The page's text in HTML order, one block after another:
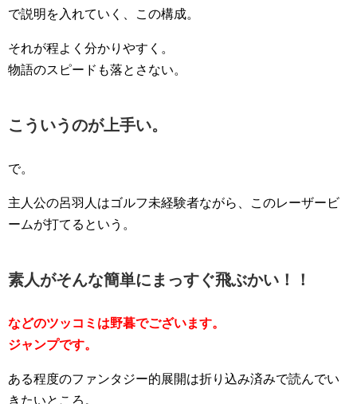
で説明を入れていく、この構成。
それが程よく分かりやすく。
物語のスピードも落とさない。
こういうのが上手い。
で。
主人公の呂羽人はゴルフ未経験者ながら、このレーザービ
ームが打てるという。
素人がそんな簡単にまっすぐ飛ぶかい！！
などのツッコミは野暮でございます。
ジャンプです。
ある程度のファンタジー的展開は折り込み済みで読んでい
きたいところ。